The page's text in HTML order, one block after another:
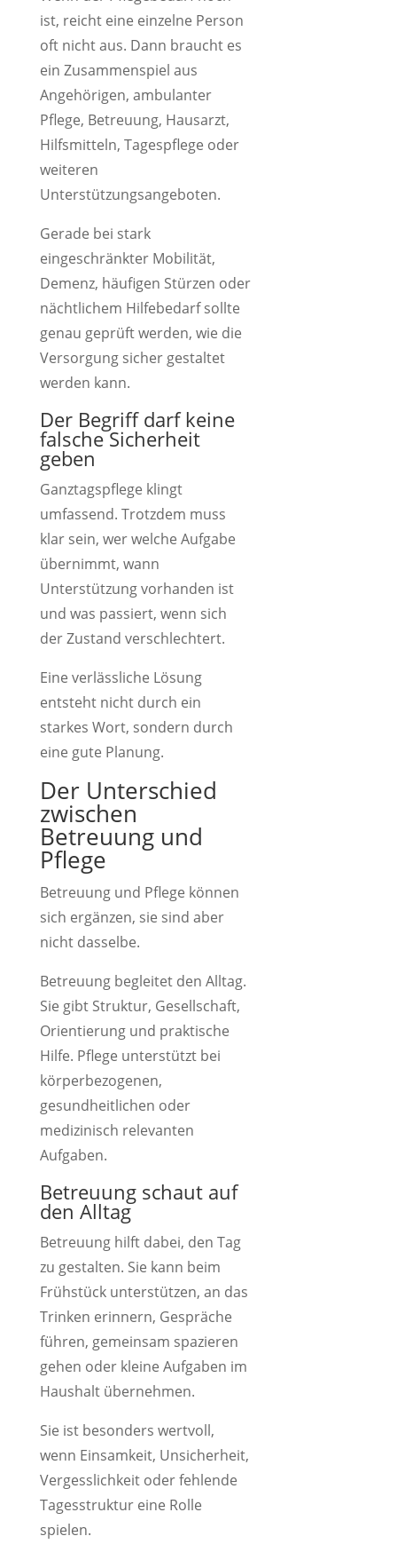
ist, reicht eine einzelne Person
oft nicht aus. Dann braucht es
ein Zusammenspiel aus
Angehörigen, ambulanter
Pflege, Betreuung, Hausarzt,
Hilfsmitteln, Tagespflege oder
weiteren
Unterstützungsangeboten.
Gerade bei stark
eingeschränkter Mobilität,
Demenz, häufigen Stürzen oder
nächtlichem Hilfebedarf sollte
genau geprüft werden, wie die
Versorgung sicher gestaltet
werden kann.
Der Begriff darf keine
falsche Sicherheit
geben
Ganztagspflege klingt
umfassend. Trotzdem muss
klar sein, wer welche Aufgabe
übernimmt, wann
Unterstützung vorhanden ist
und was passiert, wenn sich
der Zustand verschlechtert.
Eine verlässliche Lösung
entsteht nicht durch ein
starkes Wort, sondern durch
eine gute Planung.
Der Unterschied
zwischen
Betreuung und
Pflege
Betreuung und Pflege können
sich ergänzen, sie sind aber
nicht dasselbe.
Betreuung begleitet den Alltag.
Sie gibt Struktur, Gesellschaft,
Orientierung und praktische
Hilfe. Pflege unterstützt bei
körperbezogenen,
gesundheitlichen oder
medizinisch relevanten
Aufgaben.
Betreuung schaut auf
den Alltag
Betreuung hilft dabei, den Tag
zu gestalten. Sie kann beim
Frühstück unterstützen, an das
Trinken erinnern, Gespräche
führen, gemeinsam spazieren
gehen oder kleine Aufgaben im
Haushalt übernehmen.
Sie ist besonders wertvoll,
wenn Einsamkeit, Unsicherheit,
Vergesslichkeit oder fehlende
Tagesstruktur eine Rolle
spielen.